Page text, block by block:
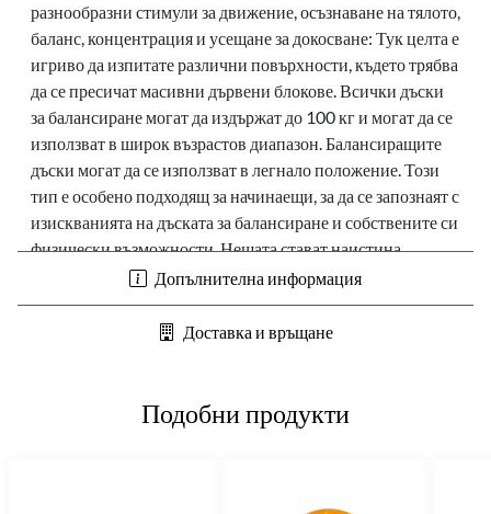
разнообразни стимули за движение, осъзнаване на тялото,
баланс, концентрация и усещане за докосване: Тук целта е
игриво да изпитате различни повърхности, където трябва
да се пресичат масивни дървени блокове.Всички дъски
за балансиране могат да издържат до 100 кг и могат да се
използват в широк възрастов диапазон.Балансиращите
дъски могат да се използват в легнало положение.Този
тип е особено подходящ за начинаещи, за да се запознаят с
изискванията на дъската за балансиране и собствените си
физически възможности.Нещата стават наистина
вълнуващи, когато комбинирате балансиращата дъска с
друг спортен елемент: като я окачите в стенни щанги (Ø
35 mm), спортна кутия Erzi или трапец блок Erzi, се
както желаете, като използвате различни ъгли и
Балансиращите дъски започват да се движат,
Допълнителна информация
Доставка и връщане
Подобни продукти